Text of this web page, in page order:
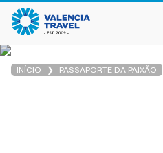
INÍCIO PASSAPORTE DA PAIXÃO